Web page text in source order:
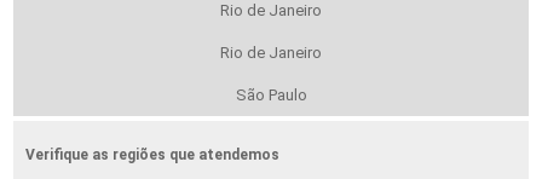
Rio de Janeiro
Rio de Janeiro
São Paulo
Verifique as regiões que atendemos